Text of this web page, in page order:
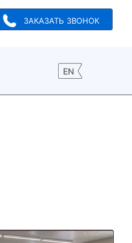
ЗАКАЗАТЬ ЗВОНОК
EN